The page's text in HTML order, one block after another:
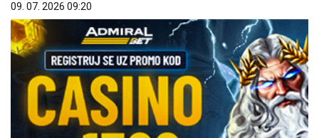
09. 07. 2026 09:20